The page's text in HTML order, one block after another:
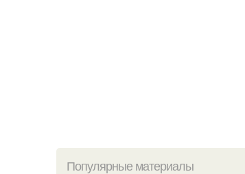
Популярные материалы